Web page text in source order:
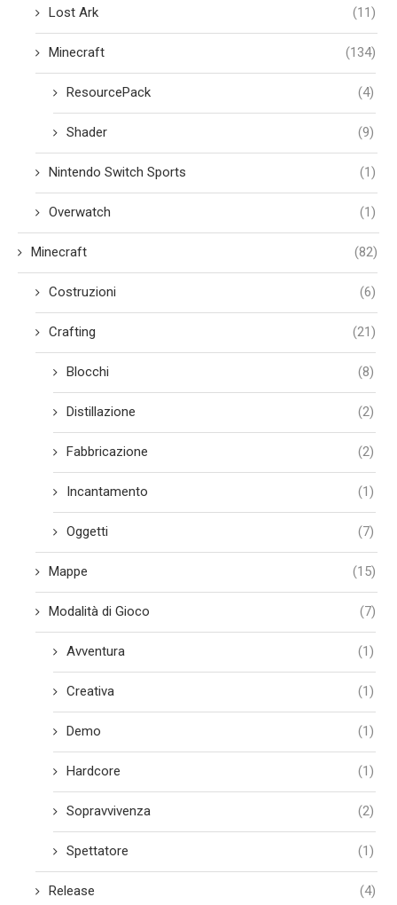
Lost Ark (11)
Minecraft (134)
ResourcePack (4)
Shader (9)
Nintendo Switch Sports (1)
Overwatch (1)
Minecraft (82)
Costruzioni (6)
Crafting (21)
Blocchi (8)
Distillazione (2)
Fabbricazione (2)
Incantamento (1)
Oggetti (7)
Mappe (15)
Modalità di Gioco (7)
Avventura (1)
Creativa (1)
Demo (1)
Hardcore (1)
Sopravvivenza (2)
Spettatore (1)
Release (4)